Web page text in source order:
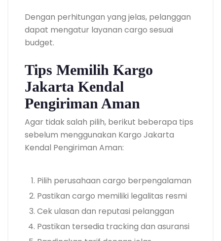
Dengan perhitungan yang jelas, pelanggan
dapat mengatur layanan cargo sesuai
budget.
Tips Memilih Kargo
Jakarta Kendal
Pengiriman Aman
Agar tidak salah pilih, berikut beberapa tips
sebelum menggunakan Kargo Jakarta
Kendal Pengiriman Aman:
Pilih perusahaan cargo berpengalaman
Pastikan cargo memiliki legalitas resmi
Cek ulasan dan reputasi pelanggan
Pastikan tersedia tracking dan asuransi